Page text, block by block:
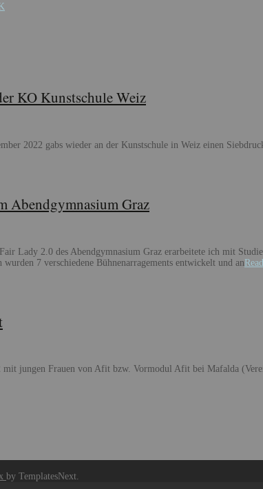
KO Kunstschule Weiz
2022 gabs wieder an der Kunstschule in Weiz einen
Abendgymnasium Graz
Lady 2.0 des Abendgymnasium Graz erarbeitete ich mit
wurden 7 verschiedene Bühnenarragements entwickelt und an
jungen Frauen von Afit bzw. Vormodul Afit bei Mafalda
by TemplatesNext.